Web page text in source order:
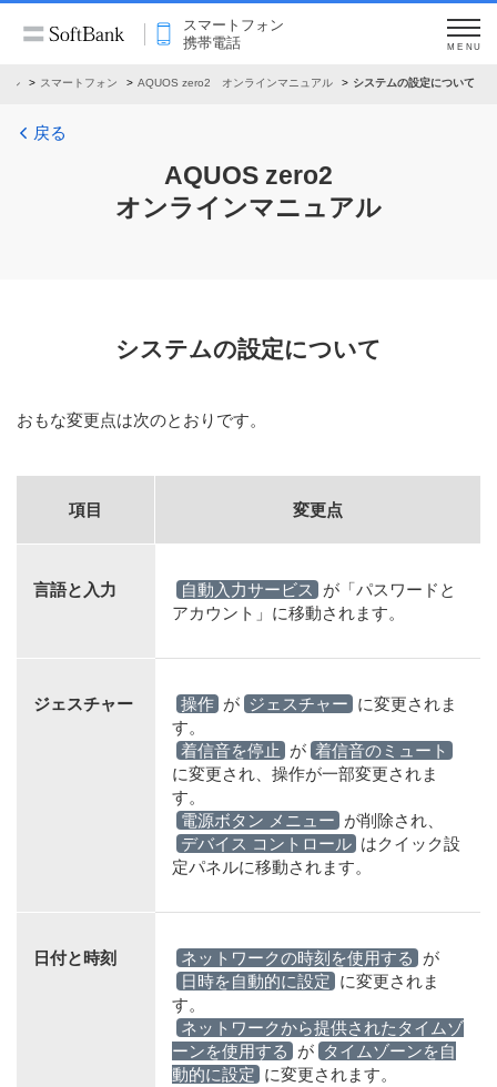
スマートフォン
携帯電話
MENU
ル スマートフォン AQUOS zero2 オンラインマニュアル システムの設定について
戻る
AQUOS zero2
オンラインマニュアル
システムの設定について
おもな変更点は次のとおりです。
項目 変更点
言語と入力 自動入力サービス
が「パスワードと
アカウント」に移動されます。
ジェスチャー 操作 が ジェスチャー に変更されま
す。
着信音を停止
が 着信音のミュート
に変更され、操作が一部変更されま
す。
電源ボタン メニュー が削除され、
デバイス コントロール はクイック設
定パネルに移動されます。
日付と時刻 ネットワークの時刻を使用する
が
日時を自動的に設定 に変更されま
す。
ネットワークから提供されたタイムゾ
ーンを使用する
が タイムゾーンを自
動的に設定 に変更されます。